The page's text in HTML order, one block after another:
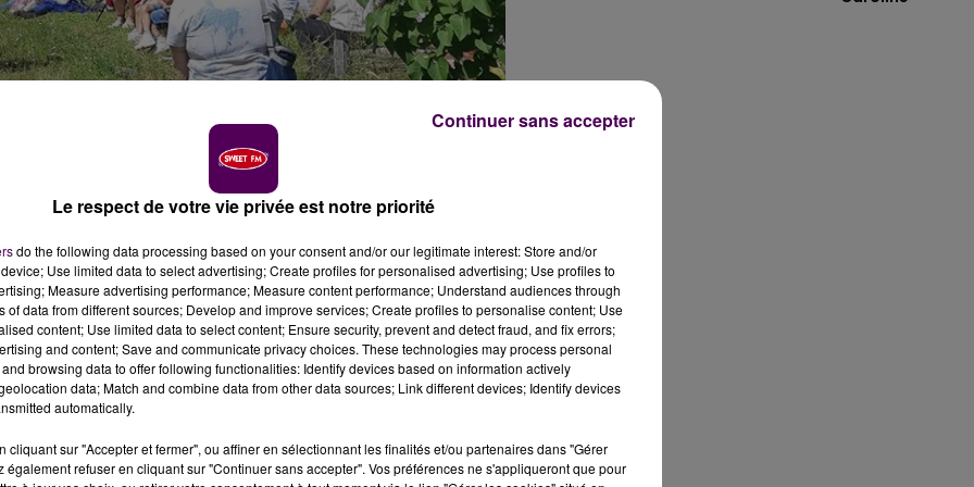
trouve à Nocé, se réjouit d'une fréquentation stable
par ailleurs que les touristes belges et
l’année en raison de la crise sanitaire,"le public n’a
indique la direction du Parc naturel régional du
ce mardi 5 octobre. Au total,
progression sur plusieurs années": 40% de visiteurs en
Le respect de votre vie privée est notre priorité
do the following data processing based on your consent and/or our legitimate interest: Store and/or
Use limited data to select advertising; Create profiles for personalised advertising; Use profiles to
Measure advertising performance; Measure content performance; Understand audiences through
of data from different sources; Develop and improve services; Create profiles to personalise content; Use
content; Use limited data to select content; Ensure security, prevent and detect fraud, and fix errors;
and content; Save and communicate privacy choices. These technologies may process personal
browsing data to offer following functionalities: Identify devices based on information actively
data; Match and combine data from other data sources; Link different devices; Identify devices
automatically.
cliquant sur "Accepter et fermer", ou affiner en sélectionnant les finalités et/ou partenaires dans "Gérer
également refuser en cliquant sur "Continuer sans accepter". Vos préférences ne s'appliqueront que pour
Continuer sans accepter